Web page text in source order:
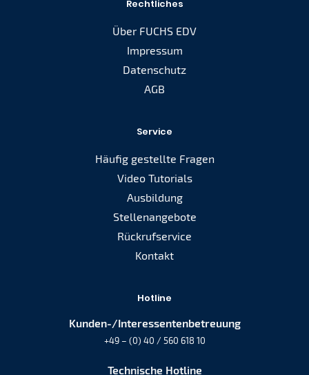
Rechtliches
Über FUCHS EDV
Impressum
Datenschutz
AGB
Service
Häufig gestellte Fragen
Video Tutorials
Ausbildung
Stellenangebote
Rückrufservice
Kontakt
Hotline
Kunden-/Interessentenbetreuung
+49 – (0) 40 / 560 618 10
Technische Hotline